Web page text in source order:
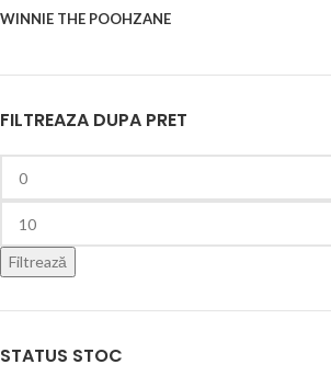
WINNIE THE POOHZANE
FILTREAZA DUPA PRET
Filtrează
STATUS STOC